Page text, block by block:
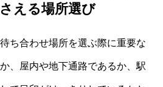
える場所選び
ち合わせ場所を選ぶ際に重要な
、屋内や地下通路であるか、駅